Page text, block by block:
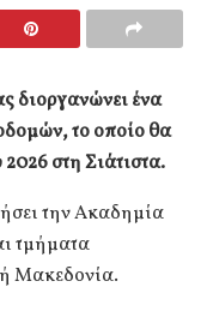
διοργανώνει ένα
το οποίο θα
2026 στη Σιάτιστα.
την Ακαδημία
τμήματα
Μακεδονία.